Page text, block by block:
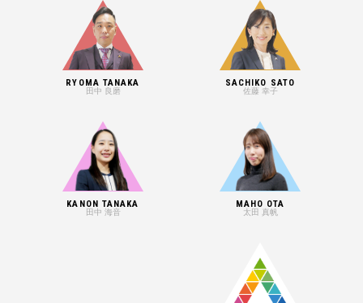
RYOMA TANAKA
田中 良磨
SACHIKO SATO
佐藤 幸子
KANON TANAKA
田中 海音
MAHO OTA
太田 真帆